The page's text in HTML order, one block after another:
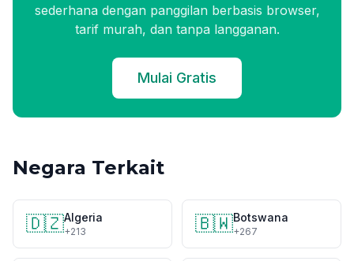
sederhana dengan panggilan berbasis browser,
tarif murah, dan tanpa langganan.
Mulai Gratis
Negara Terkait
🇩🇿Algeria
+213 🇧🇼Botswana
+267